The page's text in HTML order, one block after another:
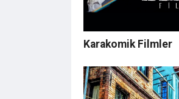
Karakomik Filmler